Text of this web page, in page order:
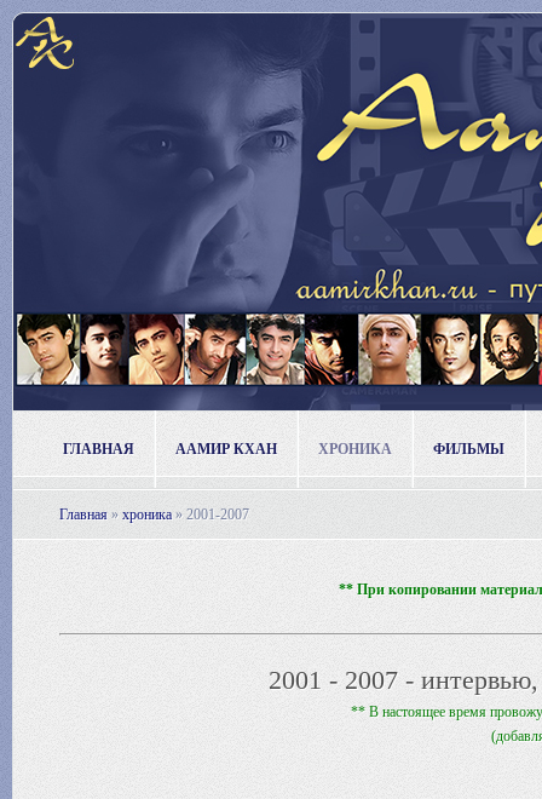
ГЛАВНАЯ ААМИР КХАН ХРОНИКА ФИЛЬМЫ
Главная » хроника » 2001-2007
** При копировании
2001 - 2007 -
** В настоящее время